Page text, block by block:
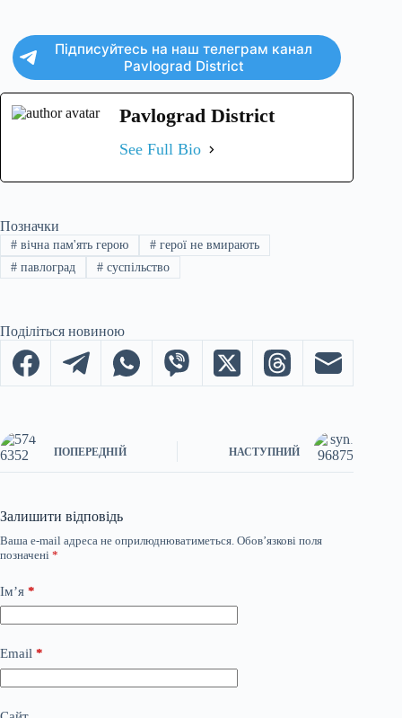
Підписуйтесь на наш телеграм канал
Pavlograd District
Pavlograd District
See Full Bio
Позначки
#вічна пам'ять герою #герої не вмирають
#павлоград #суспільство
Поділіться новиною
ПОПЕРЕДНІЙ НАСТУПНИЙ
Залишити відповідь
Ваша e-mail адреса не оприлюднюватиметься. Обов’язкові поля
позначені *
Ім’я *
Email *